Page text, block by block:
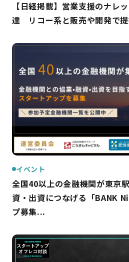
【日経掲載】営業支援のナレ
達 リコー系と販売や開発で
イベント
全国40以上の金融機関が東京
資・出資につなげる「BANK
プ募集...